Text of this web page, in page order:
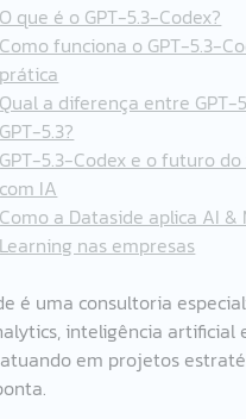
O que é o GPT-5.3-Codex?
Como funciona o GPT-5.3-
prática
Qual a diferença entre GPT-
GPT-5.3?
GPT-5.3-Codex e o futuro
com IA
Como a Dataside aplica AI &
Learning nas empresas
é uma consultoria
inteligência artificial
em projetos